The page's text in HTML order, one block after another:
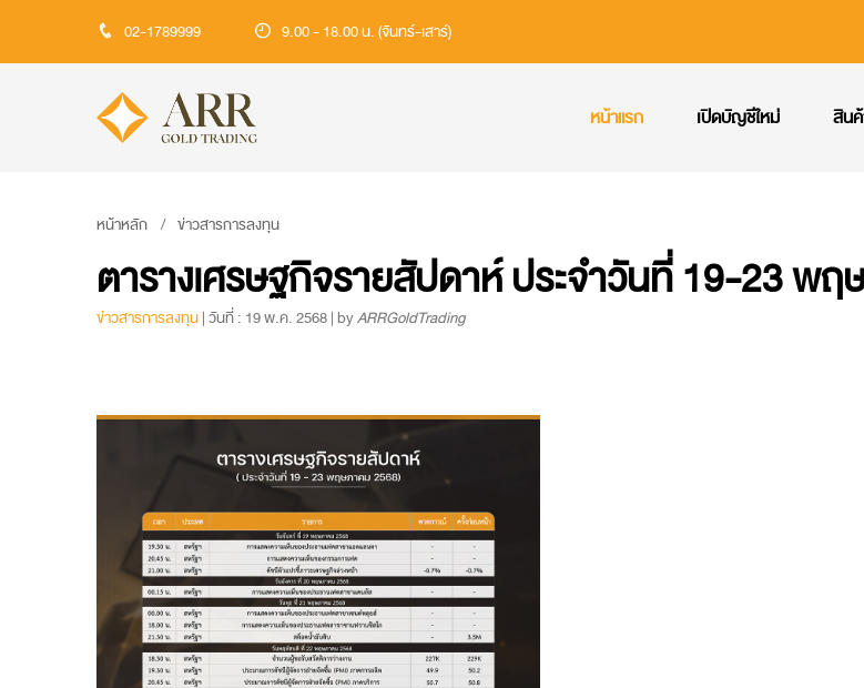
02-1789999 9.00 - 18.00 น. (จันทร์-เสาร์)
หน้าแรก เปิดบัญชีใหม่ สิน
หน้าหลัก ข่าวสารการลงทุน
ตารางเศรษฐกิจรายสัปดาห์ ประจำวันที่ 19-23 พ
ข่าวสารการลงทุน| วันที่ : 19 พ.ค. 2568 | byARRGoldTrading